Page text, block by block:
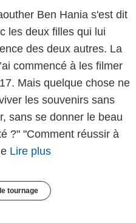
Ben Hania s'est dit
les deux filles qui lui
des deux autres. La
commencé à les filmer
Mais quelque chose ne
les souvenirs sans
sans se donner le beau
?" "Comment réussir à
Lire plus
tournage